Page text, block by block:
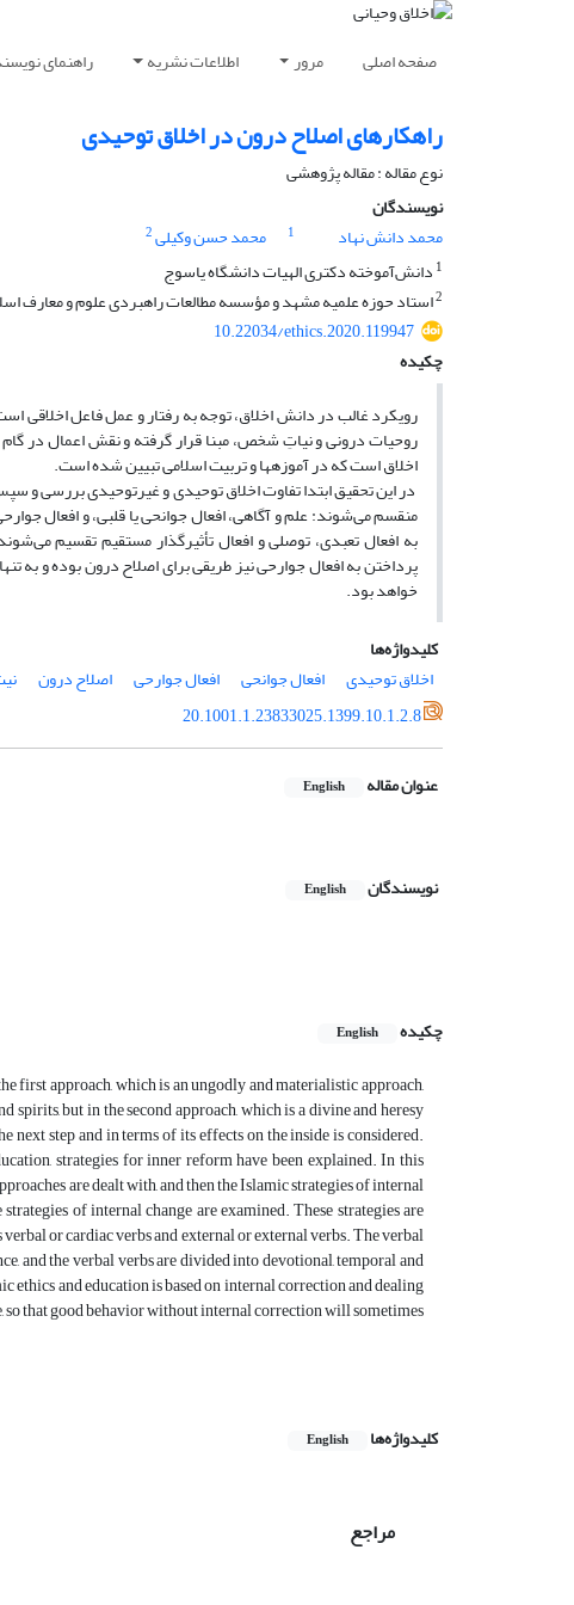
صفحه اصلی مرور اطلاعات نشریه راهنمای
راهکارهای اصلاح درون در اخلاق توحیدی
نوع مقاله : مقاله پژوهشی
نویسندگان
محمد دانش نهاد
1 محمد حسن وکیلی2
1 دانش‌آموخته دکتری الهیات دانشگاه یاسوج
2استاد حوزه علمیه مشهد و مؤسسه مطالعات راهبردی علوم و معارف
10.22034/ethics.2020.119947
چکیده
رویکرد غالب در دانش اخلاق، توجه به رفتار و عمل فاعل اخلاقی
اخلاق است که در آموزه‎ها و تربیت اسلامی تبیین شده است.
در این تحقیق ابتدا تفاوت اخلاق توحیدی و غیرتوحیدی بررسی و
منقسم می‌شوند: علم و آگاهی، افعال جوانحی یا قلبی، و افعال
به افعال تعبدی، توصلی و افعال تأثیرگذار مستقیم تقسیم
پرداختن به افعال جوارحی نیز طریقی برای اصلاح درون بوده و به
خواهد بود.
کلیدواژه‌ها
اخلاق توحیدی
افعال جوانحی افعال جوارحی اصلاح درون
20.1001.1.23833025.1399.10.1.2.8
عنوان مقاله English
نویسندگان English
چکیده
English
first approach, which is an ungodly and materialistic approach,
but in the second approach, which is a divine and heresy
next step and in terms of its effects on the inside is considered.
strategies for inner reform have been explained. In this
are dealt with, and then the Islamic strategies of internal
of internal change are examined. These strategies are
or cardiac verbs and external or external verbs. The verbal
and the verbal verbs are divided into devotional, temporal and
and education is based on internal correction and dealing
that good behavior without internal correction will sometimes
کلیدواژه‌ها English
مراجع